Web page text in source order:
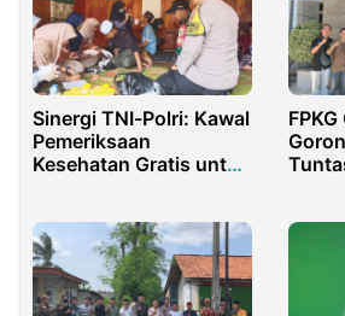
Sinergi TNI-Polri: Kawal
Pemeriksaan
Kesehatan Gratis untuk